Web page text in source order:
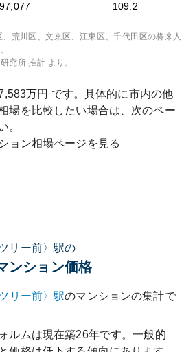
109.2
、荒川区、文京区、江東区、千代田区の将来人
究所 推計 より。
万円 です。具体的に市内の他
場を比較したい場合は、次のペー
。
ョン相場ページを見る
リー前〉駅の
ンション価格
リー前〉駅のマンションの集計で
ルムは現在築26年です。一般的